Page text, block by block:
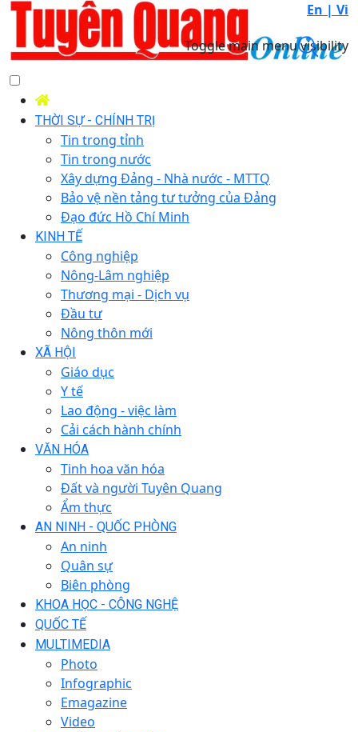
En | Vi
Toggle main menu visibility
THỜI SỰ - CHÍNH TRỊ
Tin trong tỉnh
Tin trong nước
Xây dựng Đảng - Nhà nước - MTTQ
Bảo vệ nền tảng tư tưởng của Đảng
Đạo đức Hồ Chí Minh
KINH TẾ
Công nghiệp
Nông-Lâm nghiệp
Thương mại - Dịch vụ
Đầu tư
Nông thôn mới
XÃ HỘI
Giáo dục
Y tế
Lao động - việc làm
Cải cách hành chính
VĂN HÓA
Tinh hoa văn hóa
Đất và người Tuyên Quang
Ẩm thực
AN NINH - QUỐC PHÒNG
An ninh
Quân sự
Biên phòng
KHOA HỌC - CÔNG NGHỆ
QUỐC TẾ
MULTIMEDIA
Photo
Infographic
Emagazine
Video